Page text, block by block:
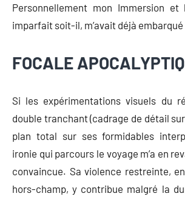
Personnellement mon Immersion et
imparfait soit-il, m’avait déjà
FOCALE
Si les expérimentations visuels du
double tranchant (cadrage de détail
plan total sur ses formidables
ironie qui parcours le voyage m’a en
convaincue. Sa violence restreinte,
hors-champ, y contribue malgré la